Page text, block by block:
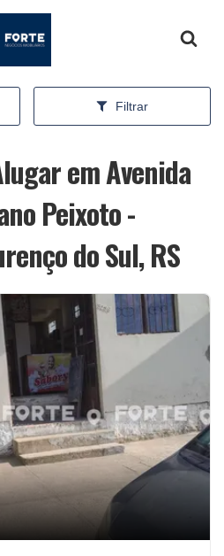
Filtrar
em Avenida
Peixoto -
do Sul, RS